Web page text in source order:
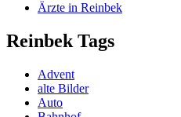
Ärzte in Reinbek
Reinbek Tags
Advent
alte Bilder
Auto